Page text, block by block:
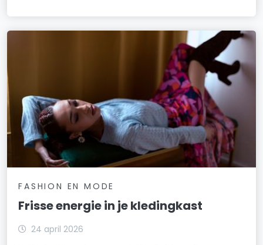
FASHION EN MODE
Frisse energie in je kledingkast
24 april 2026